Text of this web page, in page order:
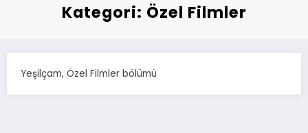
Kategori: Özel Filmler
Yeşilçam, Özel Filmler bölümü